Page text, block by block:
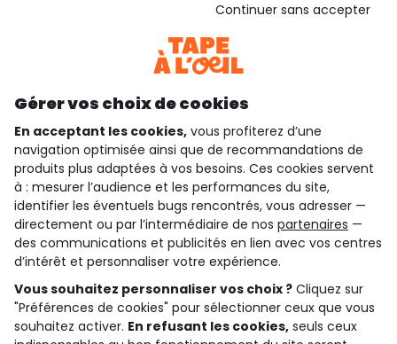
Consulter les CGU
qui sommes-nous ?
besoin d'aide ?
le club fidélité
notre catalogue
Gérer vos choix de cookies
En acceptant les cookies, vous profiterez d’une
navigation optimisée ainsi que de recommandations de
produits plus adaptées à vos besoins. Ces cookies servent
à : mesurer l’audience et les performances du site,
identifier les éventuels bugs rencontrés, vous adresser —
directement ou par l’intermédiaire de nos partenaires —
des communications et publicités en lien avec vos centres
d’intérêt et personnaliser votre expérience.
Vous souhaitez personnaliser vos choix ? Cliquez sur
"Préférences de cookies" pour sélectionner ceux que vous
souhaitez activer. En refusant les cookies, seuls ceux
Continuer sans accepter